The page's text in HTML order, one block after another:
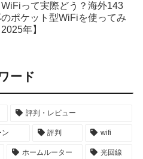
って実際どう？海外143
ポケット型WiFiを使ってみ
年】
ード
評判・レビュー
ン 評判 wifi
ホームルーター 光回線